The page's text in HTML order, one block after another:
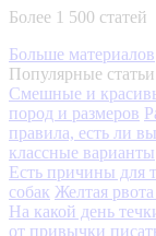
Более 1 500 статей
Больше материалов
Популярные статьи
Смешные и
пород и размеров
правила, есть ли
классные варианты
Есть причины для
собак Желтая
На какой день
от привычки